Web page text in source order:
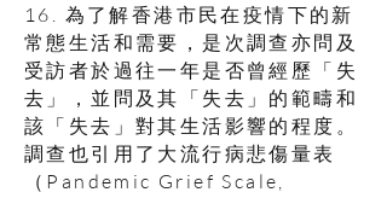
16. 為了解香港市民在疫情下的新
常態生活和需要，是次調查亦問及
受訪者於過往一年是否曾經歷「失
去」，並問及其「失去」的範疇和
該「失去」對其生活影響的程度。
調查也引用了大流行病悲傷量表
（Pandemic Grief Scale,